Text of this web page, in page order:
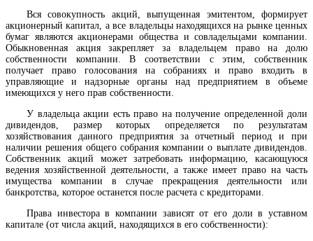
Вся совокупность акций, выпущенная эмитентом, формирует
акционерный капитал, а все владельцы находящихся на рынке ценных
бумаг являются акционерами общества и совладельцами компании.
Обыкновенная акция закрепляет за владельцем право на долю
собственности компании. В соответствии с этим, собственник
получает право голосования на собраниях и право входить в
управляющие и надзорные органы над предприятием в объеме
имеющихся у него прав собственности.
У владельца акции есть право на получение определенной доли
дивидендов, размер которых определяется по результатам
хозяйствования данного предприятия за отчетный период и при
наличии решения общего собрания компании о выплате дивидендов.
Собственник акций может затребовать информацию, касающуюся
ведения хозяйственной деятельности, а также имеет право на часть
имущества компании в случае прекращения деятельности или
банкротства, которое останется после расчета с кредиторами.
Права инвестора в компании зависят от его доли в уставном
капитале (от числа акций, находящихся в его собственности):